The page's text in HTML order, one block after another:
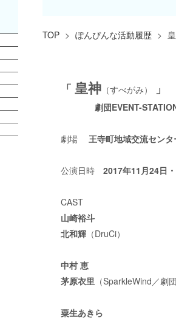
TOP > ぽんぴんな活動履歴 >
「 皇神 （すべがみ） 」
劇団EVENT-
劇場 王寺町地域交流セン
公演日時 2017年11月24日
CAST
山崎裕斗
北和輝 （DruCi）
中村 恵
茅原衣里 （SparkleWind／劇
粟生あきら